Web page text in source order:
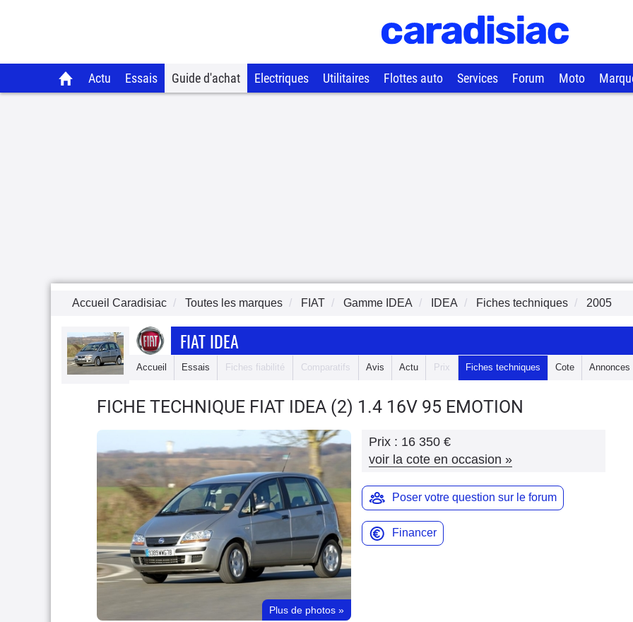
Actu Essais Guide d'achat Electriques Utilitaires Flottes auto Services Forum Moto
Accueil Caradisiac Toutes les marques FIAT Gamme IDEA IDEA Fiches techniques 2005
FIAT IDEA
Accueil Essais Fiches fiabilité Comparatifs Avis Actu Prix Fiches techniques Cote Annonces
FICHE TECHNIQUE FIAT IDEA (2) 1.4 16V 95 EMOTION
Plus de photos »
Prix : 16 350 €
voir la cote en occasion »
Poser votre question sur le forum
Financer